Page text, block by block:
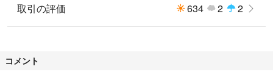
取引の評価 634 2 2
コメント